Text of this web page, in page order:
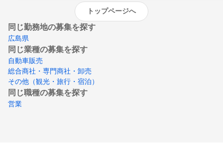
トップページへ
同じ勤務地の募集を探す
広島県
同じ業種の募集を探す
自動車販売
総合商社・専門商社・卸売
その他（観光・旅行・宿泊）
同じ職種の募集を探す
営業